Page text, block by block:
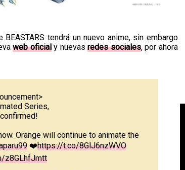
tendrá un nuevo anime, sin embargo
web oficialy nuevasredes sociales, por ahora
Series,
Orange will continue to animate the
❤️https://t.co/8GlJ6nzWVO
z8GLhfJmtt